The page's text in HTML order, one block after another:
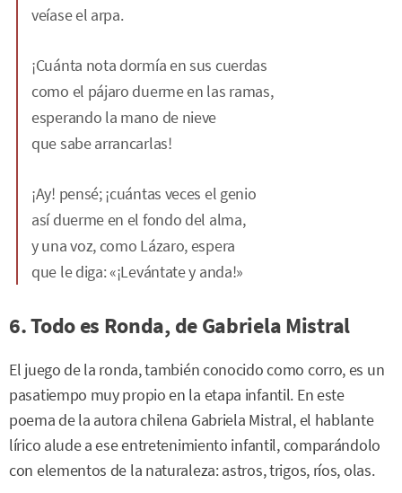
veíase el arpa.
¡Cuánta nota dormía en sus cuerdas
como el pájaro duerme en las ramas,
esperando la mano de nieve
que sabe arrancarlas!
¡Ay! pensé; ¡cuántas veces el genio
así duerme en el fondo del alma,
y una voz, como Lázaro, espera
que le diga: «¡Levántate y anda!»
6. Todo es Ronda, de Gabriela Mistral
El juego de la ronda, también conocido como corro, es un
pasatiempo muy propio en la etapa infantil. En este
poema de la autora chilena Gabriela Mistral, el hablante
lírico alude a ese entretenimiento infantil, comparándolo
con elementos de la naturaleza: astros, trigos, ríos, olas.